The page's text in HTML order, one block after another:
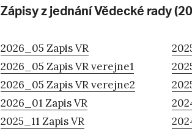
Zápisy z jednání Vědecké rady
2026_05 Zapis VR
2026_05 Zapis VR verejne1
2026_05 Zapis VR verejne2
2026_01 Zapis VR
2025_11 Zapis VR